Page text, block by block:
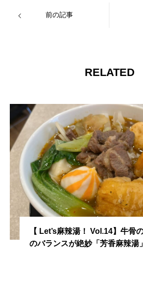
前の記事
RELATED
【 Let’s麻辣湯！ Vol.14】牛骨
のバランスが絶妙「芳香麻辣湯」